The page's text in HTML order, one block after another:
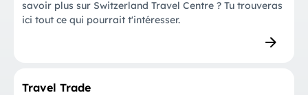
savoir plus sur Switzerland Travel Centre ? Tu trouveras
ici tout ce qui pourrait t'intéresser.
Travel Trade